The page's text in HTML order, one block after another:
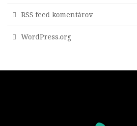
RSS feed komentárov
WordPress.org